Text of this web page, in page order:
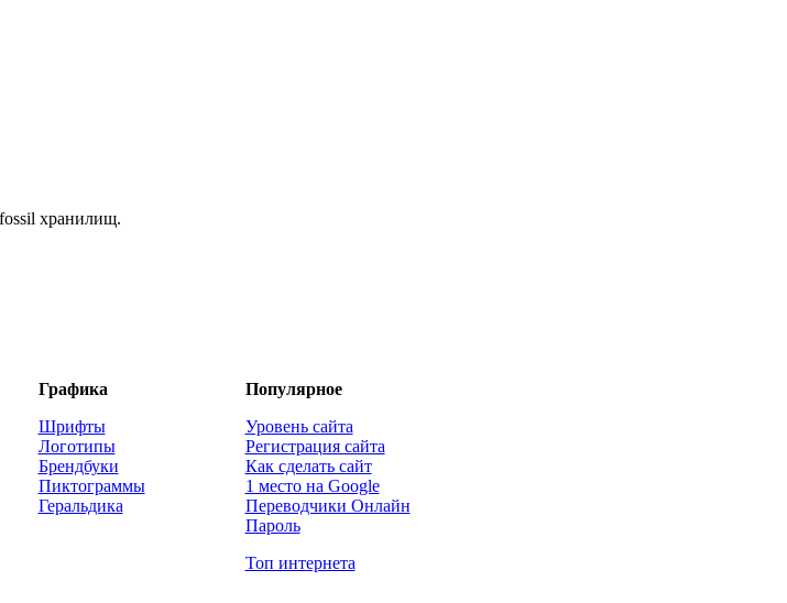
хранилищ.
Графика
Шрифты
Логотипы
Брендбуки
Пиктограммы
Геральдика
Популярное
Уровень сайта
Регистрация сайта
Как сделать сайт
1 место на Google
Переводчики Онлайн
Пароль
Топ интернета